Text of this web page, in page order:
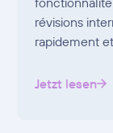
révisions
rapidement
Jetzt lesen